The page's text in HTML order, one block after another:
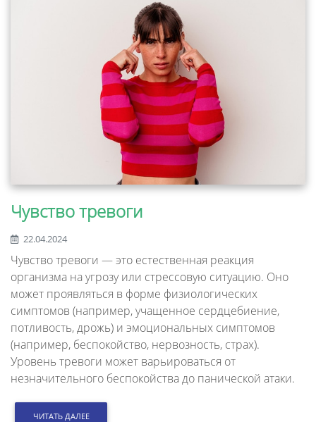
Чувство тревоги
22.04.2024
Чувство тревоги — это естественная реакция
организма на угрозу или стрессовую ситуацию. Оно
может проявляться в форме физиологических
симптомов (например, учащенное сердцебиение,
потливость, дрожь) и эмоциональных симптомов
(например, беспокойство, нервозность, страх).
Уровень тревоги может варьироваться от
незначительного беспокойства до панической атаки.
ЧИТАТЬ ДАЛЕЕ